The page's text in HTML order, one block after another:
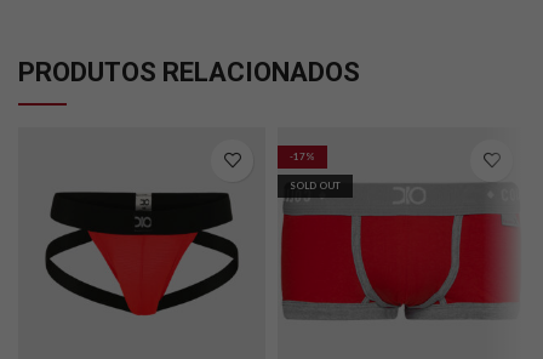
PRODUTOS RELACIONADOS
-17%
SOLD OUT